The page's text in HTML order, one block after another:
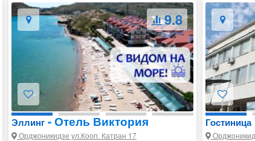
9.8
Эллинг - Отель Виктория
Орджоникидзе ул.Кооп. Катран 17
Гостиница